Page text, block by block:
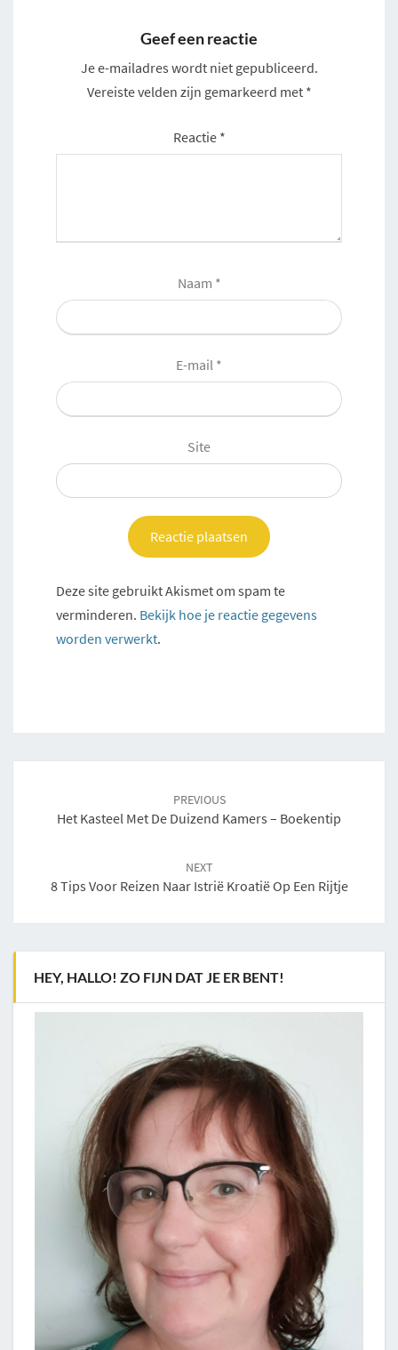
Geef een reactie
Je e-mailadres wordt niet gepubliceerd.
Vereiste velden zijn gemarkeerd met *
Reactie *
Naam *
E-mail *
Site
Deze site gebruikt Akismet om spam te
verminderen. Bekijk hoe je reactie gegevens
worden verwerkt.
PREVIOUS
Het Kasteel Met De Duizend Kamers – Boekentip
NEXT
8 Tips Voor Reizen Naar Istrië Kroatië Op Een Rijtje
HEY, HALLO! ZO FIJN DAT JE ER BENT!